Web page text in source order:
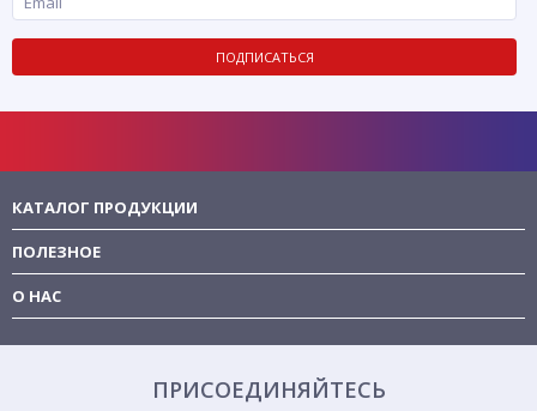
ПОДПИСАТЬСЯ
КАТАЛОГ ПРОДУКЦИИ
ПОЛЕЗНОЕ
О НАС
ПРИСОЕДИНЯЙТЕСЬ